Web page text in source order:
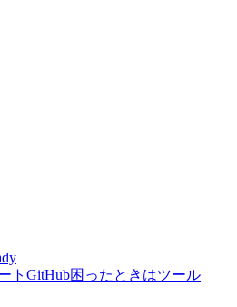
ト GitHub困ったときはツール